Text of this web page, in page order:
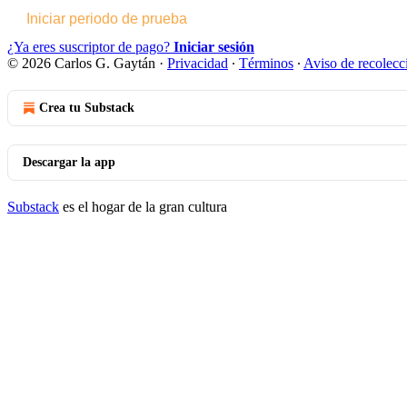
Iniciar periodo de prueba
¿Ya eres suscriptor de pago? Iniciar sesión
© 2026 Carlos G. Gaytán · Privacidad ∙ Términos ∙ Aviso de
Crea tu Substack
Descargar la app
Substack es el hogar de la gran cultura